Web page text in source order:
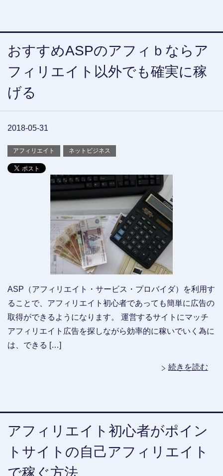
おすすめASPのアフィｂならア
フィリエイト以外でも確実に稼
げる
2018-05-31
アフィリエイト ネットビジネス
ASP（アフィリエイト・サービス・プロバイダ）を利用す
ることで、アフィリエイト初心者であっても簡単に広告の
取得ができるようになります。 運営するサイトにマッチ
アフィリエイト広告を探しながら効率的に稼いでいく為に
は、できる […]
続きを読む
アフィリエイト初心者がポイン
トサイトの自己アフィリエイト
で稼ぐ方法